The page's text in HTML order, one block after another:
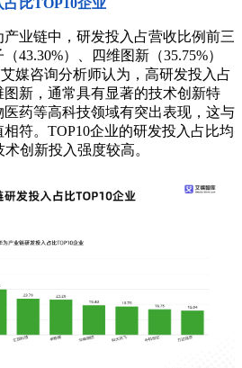
比TOP10企业
链中，研发投入占营收比例前三
43.30%）、四维图新（35.75%）
媒咨询分析师认为，高研发投入占
新，通常具有显著的技术创新特
药等高科技领域有突出表现，这与
符。TOP10企业的研发投入占比均
创新投入强度较高。